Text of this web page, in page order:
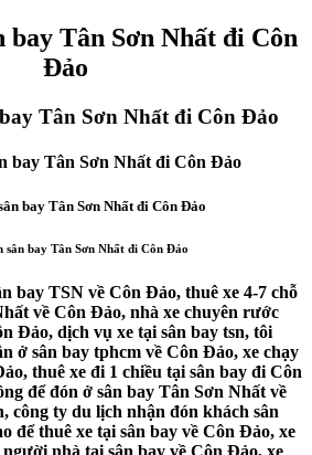
bay Tân Sơn Nhất đi Côn
Đảo
Tân Sơn Nhất đi Côn Đảo
bay Tân Sơn Nhất đi Côn Đảo
bay Tân Sơn Nhất đi Côn Đảo
sân bay Tân Sơn Nhất đi Côn Đảo
bay TSN về Côn Đảo, thuê xe 4-7 chỗ
về Côn Đảo, nhà xe chuyên rước
Đảo, dịch vụ xe tại sân bay tsn, tôi
ở sân bay tphcm về Côn Đảo, xe chạy
thuê xe đi 1 chiều tại sân bay đi Côn
để đón ở sân bay Tân Sơn Nhất về
công ty du lịch nhận đón khách sân
để thuê xe tại sân bay về Côn Đảo, xe